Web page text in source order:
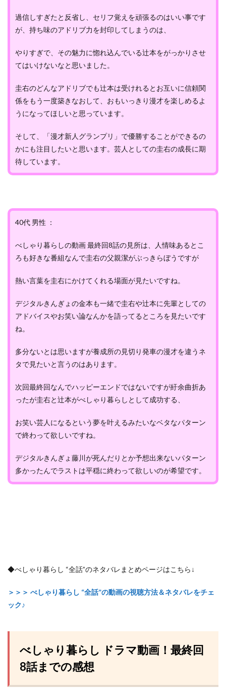
過信しすぎたと反省し、セリフ覚えを頑張るのはいい事です
が、持ち味のアドリブ力を封印してしまうのは、
やりすぎで、その魅力に惚れ込んでいる辻本をがっかりさせ
てはいけないなと思いました。
圭右のどんなアドリブでも辻本は受けれるとお互いに信頼関
係をもう一度築きなおして、おもいっきり漫才を楽しめるよ
うになってほしいと思っています。
そして、「漫才新人グランプリ」で優勝することができるの
かにも注目したいと思います。芸人としての圭右の成長に期
待しています。
40代 男性 ：
べしゃり暮らしの動画 最終回8話の見所は、人情味あるとこ
ろも好きな番組なんで圭右の父親潔がぶっきらぼうですが
熱い言葉を圭右にかけてくれる場面が見たいですね。
デジタルきんぎょの金本も一緒で圭右や辻本に先輩としての
アドバイスやお笑い論なんかを語ってるところを見たいです
ね。
多分ないとは思いますが養成所の見切り発車の漫才を違うネ
タで見たいと言うのはあります。
次回最終回なんでハッピーエンドではないですが紆余曲折あ
ったが圭右と辻本がべしゃり暮らしとして成功する、
お笑い芸人になるという夢を叶えるみたいなベタなパターン
で終わって欲しいですね。
デジタルきんぎょ藤川が死んだりとか予想出来ないパターン
多かったんでラストは平穏に終わって欲しいのが希望です。
◆べしゃり暮らし “全話”のネタバレまとめページはこちら↓
＞＞＞ べしゃり暮らし “全話”の動画の視聴方法＆ネタバレをチェ
ック♪
べしゃり暮らし ドラマ動画！最終回
8話までの感想